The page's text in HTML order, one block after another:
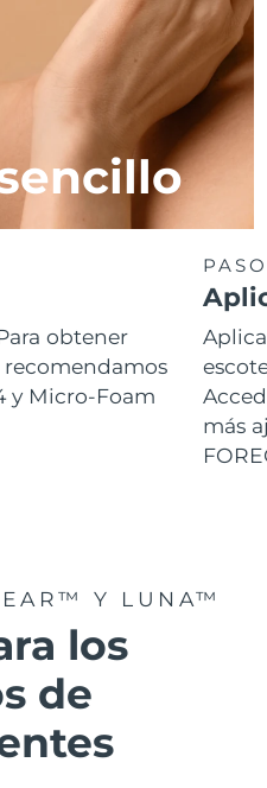
obtener
recomendamos
y Micro-Foam
más
Y LUNA™
los
de
Entrega prevista8/11/26
Entrega prevista8/11/26
Entrega prevista8/10/26
8/15/26
Entrega prevista 8/16/26